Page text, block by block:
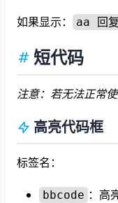
如果显示： aa 回
短代码
注意：若无法正常
高亮代码框
标签名：
bbcode ：高